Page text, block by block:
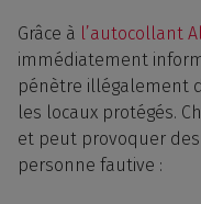
Grâce à l’autocollant
immédiatement
pénètre illégalement
les locaux protégés.
et peut provoquer
personne fautive :